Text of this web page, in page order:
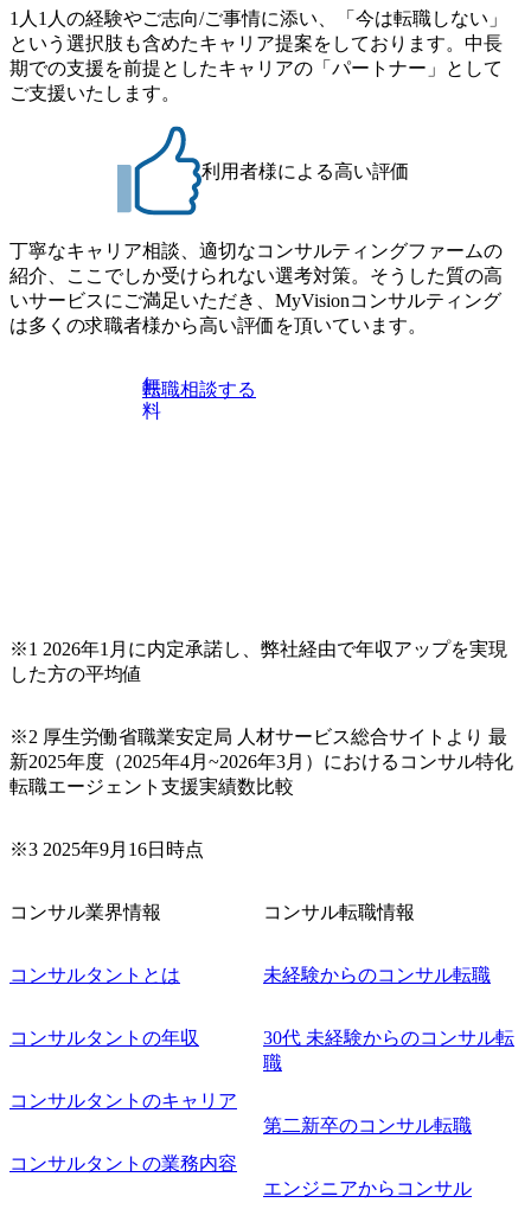
流改革/需給プロセス改革)【SSC SU】 ・SCM/ECMデータ・
プロセス分析・AI活用_Sustainable SCM Strategy Unit(Strategy
Consultant職)≪東京・大阪≫ ・コンサルタント(SCS SUオー
プンポジション)【SCS SU】 ※当日は全体での会社説明な
どはなく、個別選考のみの実施を予定しています ※1名あた
りの拘束時間は1時間～最大2時間半程度を想定しています
※1次面接と最終面接の間をなるべく空けないよう調整して
おりますが、調整が叶わないケースもございます オンライ
ン 書類選考通過者
・プログラム期間中はコンサルタントとの食事会、プロジ
ェクトのご紹介、ケースワークショップなどを実施します
・10月17日(土)開催の選考会にて採用面接を実施する予定で
す ※ご都合が合わない方は別途調整いたします 初回プロ
ラインまたはオフラインの実施 ※東京オフィスのみのご応
募となります。他オフィス希望を含めたご応募はお受けい
たしかねますのでご了承ください ● フルタイムでの職務経
歴を2年以上お持ちの方で、東京オフィスのコンサルタント
ポジションに応募意思がある方 ● 英語・日本語ともにビジ
ネスレベルの方 ※日本語が母国語でない方は日本語能力
試験N1またはそれ相当の上級レベルの日本語力(会話・読解
力)
1人1人の経験やご志向/ご事情に添い、「今は転職しない」
という選択肢も含めたキャリア提案をしております。中長
期での支援を前提としたキャリアの「パートナー」として
ご支援いたします。
利用者様による高い評価
丁寧なキャリア相談、適切なコンサルティングファームの
紹介、ここでしか受けられない選考対策。そうした質の高
いサービスにご満足いただき、MyVisionコンサルティング
は多くの求職者様から高い評価を頂いています。
無
料
転職相談する
※1 2026年1月に内定承諾し、弊社経由で年収アップを実現
した方の平均値
※2 厚生労働省職業安定局 人材サービス総合サイトより 最
新2025年度（2025年4月~2026年3月）におけるコンサル特化
転職エージェント支援実績数比較
※3 2025年9月16日時点
コンサル業界情報
コンサルタントとは
コンサルタントの年収
コンサルタントのキャリア
コンサルタントの業務内容
コンサル転職情報
未経験からのコンサル転職
30代 未経験からのコンサル転
職
第二新卒のコンサル転職
エンジニアからコンサル